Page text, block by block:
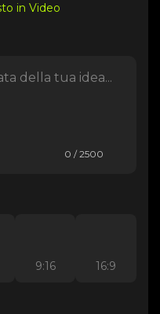
in Video
0 / 2500
9:16 16:9